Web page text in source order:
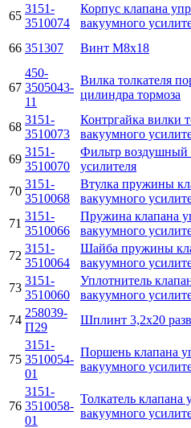
65
3151-
3510074
Корпус клапана
вакуумного
66 351307 Винт М8х18
67
450-
3505043-
11
Вилка толкателя
цилиндра тормоза
68
3151-
3510073
Контргайка вилки
вакуумного
69
3151-
3510070
Фильтр воздушный
усилителя
70
3151-
3510068
Втулка пружины
вакуумного
71
3151-
3510066
Пружина клапана
вакуумного
72
3151-
3510064
Шайба пружины
вакуумного
73
3151-
3510060
Уплотнитель
вакуумного
74
258039-
П29
Шплинт 3,2х20
75
3151-
3510054-
01
Поршень клапана
вакуумного
76
3151-
3510058-
01
Толкатель клапана
вакуумного